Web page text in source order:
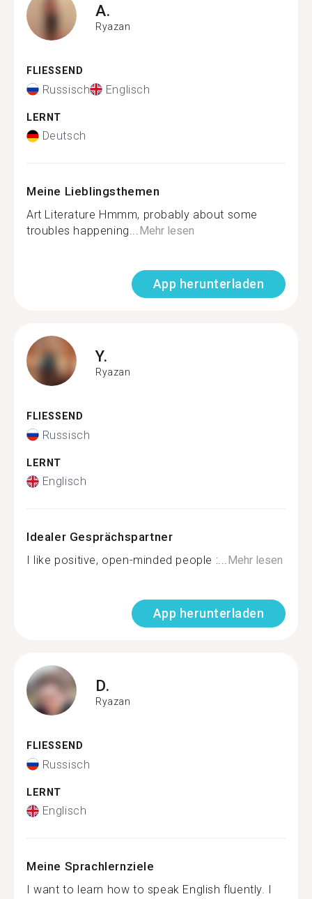
A.
Ryazan
FLIESSEND
Russisch Englisch
LERNT
Deutsch
Meine Lieblingsthemen
Art Literature Hmmm, probably about some
troubles happening...Mehr lesen
App herunterladen
Y.
Ryazan
FLIESSEND
Russisch
LERNT
Englisch
Idealer Gesprächspartner
I like positive, open-minded people :...Mehr lesen
App herunterladen
D.
Ryazan
FLIESSEND
Russisch
LERNT
Englisch
Meine Sprachlernziele
I want to learn how to speak English fluently. I